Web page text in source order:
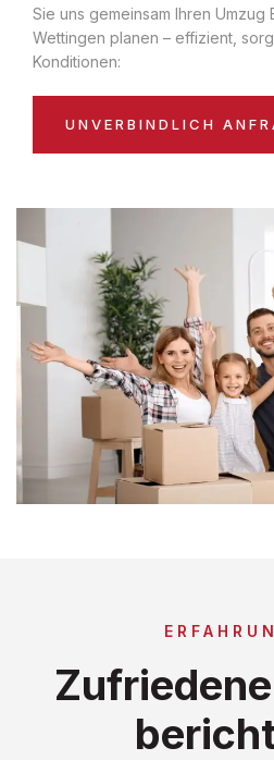
Sie uns gemeinsam Ihren Umzug
Wettingen planen – effizient,
Konditionen:
UNVERBINDLICH